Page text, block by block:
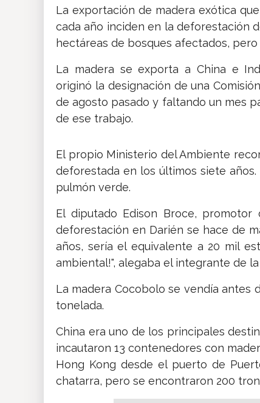
La exportación de madera exótica
cada año inciden en la deforestación
hectáreas de bosques afectados,
La madera se exporta a China e
originó la designación de una
de agosto pasado y faltando un mes
de ese trabajo.
El propio Ministerio del Ambiente
deforestada en los últimos siete
pulmón verde.
El diputado Edison Broce,
deforestación en Darién se hace de
años, sería el equivalente a 20 mil
ambiental!", alegaba el integrante de la
La madera Cocobolo se vendía antes
tonelada.
China era uno de los principales
incautaron 13 contenedores con
Hong Kong desde el puerto de
chatarra, pero se encontraron 200